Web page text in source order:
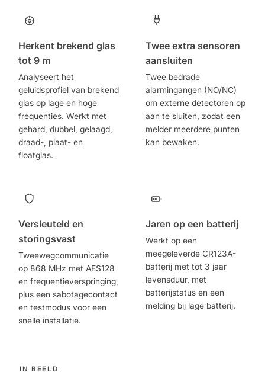
Herkent brekend glas
tot 9 m
Analyseert het
geluidsprofiel van brekend
glas op lage en hoge
frequenties. Werkt met
gehard, dubbel, gelaagd,
draad-, plaat- en
floatglas.
Twee extra sensoren
aansluiten
Twee bedrade
alarmingangen (NO/NC)
om externe detectoren op
aan te sluiten, zodat een
melder meerdere punten
kan bewaken.
Versleuteld en
storingsvast
Tweewegcommunicatie
op 868 MHz met AES128
en frequentieverspringing,
plus een sabotagecontact
en testmodus voor een
snelle installatie.
Jaren op een batterij
Werkt op een
meegeleverde CR123A-
batterij met tot 3 jaar
levensduur, met
batterijstatus en een
melding bij lage batterij.
IN BEELD